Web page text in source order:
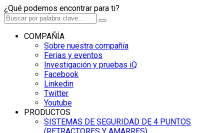
¿Qué podemos encontrar para ti?
COMPAÑÍA
Sobre nuestra compañía
Ferias y eventos
Investigación y pruebas iQ
Facebook
Linkedin
Twitter
Youtube
PRODUCTOS
SISTEMAS DE SEGURIDAD DE 4 PUNTOS